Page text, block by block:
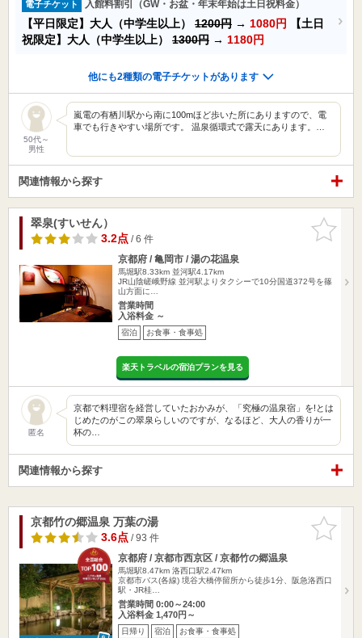
電子チケット 入館料割引（GW・お盆・年末年始は土日祝料金）
【平日限定】大人（中学生以上） 1200円 → 1080円
【土日
祝限定】大人（中学生以上） 1300円 → 1180円
他にも2種類の電子チケットがあります
50代～
男性
嵐電の有栖川駅から南に100mほど歩いた所にありますので、電
車でも行きやすい場所です。 温泉循環式で露天にあります。…
関連情報から探す
お気に入
りに追加
翠泉(すいせん）
3.2点/ 6 件
京都府 / 亀岡市 / 湯の花温泉
馬堀駅8.33km 並河駅4.17km
JR山陰嵯峨野線 並河駅よりタクシーで10分国道372号を篠
山方面に…
営業時間
入浴料金 ～
宿泊 お食事・食事処
楽天トラベルの宿泊プランを見る
匿名
京都で料理宿を経営していたおかみが、「究極の温泉宿」を!とは
じめたのがこの翠泉らしいのですが、なるほど、大人の香りが一
杯の…
関連情報から探す
お気に入
りに追加
京都竹の郷温泉 万葉の湯
3.6点/ 93 件
京都府 / 京都市西京区 / 京都竹の郷温泉
馬堀駅8.47km 洛西口駅2.47km
京都市バス(各線) 境谷大橋停留所から徒歩1分、阪急洛西口
駅・JR桂…
営業時間 0:00～24:00
入浴料金 1,470円～
日帰り 宿泊 お食事・食事処